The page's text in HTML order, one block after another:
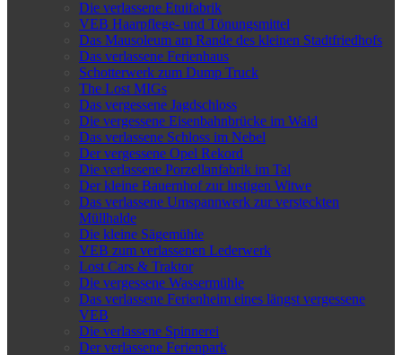
Die verlassene Etuifabrik
VEB Haarpflege- und Tönungsmittel
Das Mausoleum am Rande des kleinen Stadtfriedhofs
Das verlassene Ferienhaus
Schotterwerk zum Dump Truck
The Lost MIGs
Das vergessene Jagdschloss
Die vergessene Eisenbahnbrücke im Wald
Das verlassene Schloss im Nebel
Der vergessene Opel Rekord
Die verlassene Porzellanfabrik im Tal
Der kleine Bauernhof zur lustigen Witwe
Das verlassene Umspannwerk zur versteckten
Müllhalde
Die kleine Sägemühle
VEB zum verlassenen Lederwerk
Lost Cars & Traktor
Die vergessene Wassermühle
Das verlassene Ferienheim eines längst vergessene
VEB
Die verlassene Spinnerei
Der verlassene Ferienpark